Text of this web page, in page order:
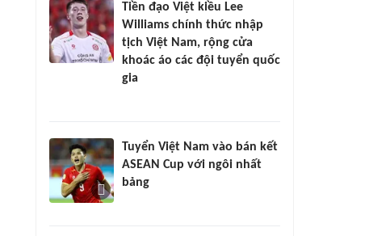
Tiền đạo Việt kiều Lee
Williams chính thức nhập
tịch Việt Nam, rộng cửa
khoác áo các đội tuyển quốc
gia
Tuyển Việt Nam vào bán kết
ASEAN Cup với ngôi nhất
bảng